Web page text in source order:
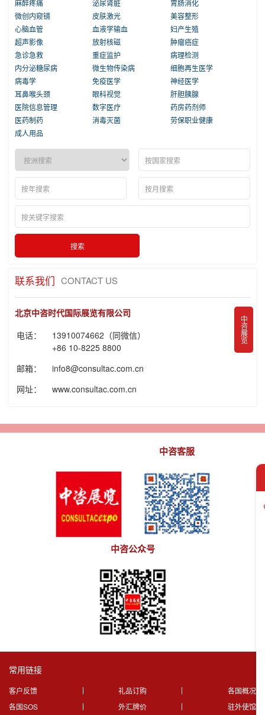
麻醉疼痛
泌尿肾脏
胃肠消化
微创内窥镜
皮肤激光
美容整形
心脑血管
血液学输血
妇产生殖
超声影像
放射核磁
肿瘤癌症
急诊急救
重症监护
病理检测
内分泌糖尿病
微生物传染病
细胞再生医学
病毒学
免疫医学
神经医学
耳鼻喉头颈
眼科视觉
肝胆胰腺
医院信息管理
数字医疗
药房药剂师
医药制药
消毒灭菌
劳保职业健康
成人用品
联系我们 CONTACT US
北京中咨时代国际展览有限公司
电话：
13910074662（同微信）
+86 10-8225 8800
邮箱：
info8@consultac.com.cn
网址：
www.consultac.com.cn
中咨展览
中咨客服
中咨公众号
常用链接
客户反馈 礼品订购
各国概况
各国SOS
外汇牌价 驻外使馆